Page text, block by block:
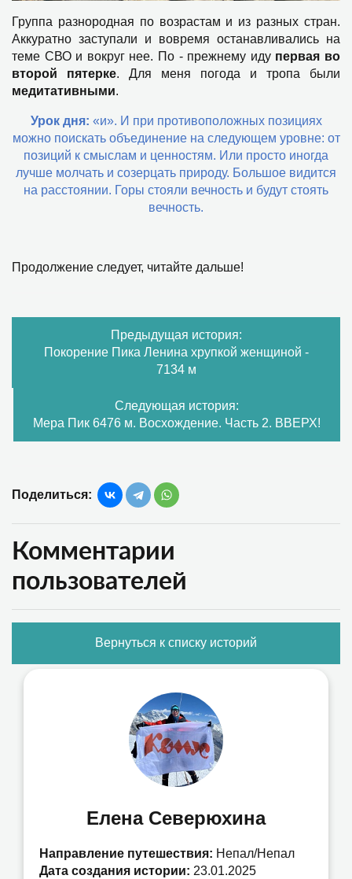
Группа разнородная по возрастам и из разных стран.
Аккуратно заступали и вовремя останавливались на
теме СВО и вокруг нее. По - прежнему иду первая во
второй пятерке. Для меня погода и тропа были
медитативными.
Урок дня: «и». И при противоположных позициях
можно поискать объединение на следующем уровне: от
позиций к смыслам и ценностям. Или просто иногда
лучше молчать и созерцать природу. Большое видится
на расстоянии. Горы стояли вечность и будут стоять
вечность.
Продолжение следует, читайте дальше!
Предыдущая история:
Покорение Пика Ленина хрупкой женщиной -
7134 м
Следующая история:
Мера Пик 6476 м. Восхождение. Часть 2. ВВЕРХ!
Поделиться:
Комментарии
пользователей
Вернуться к списку историй
Елена Северюхина
Направление путешествия: Непал/Непал
Дата создания истории: 23.01.2025